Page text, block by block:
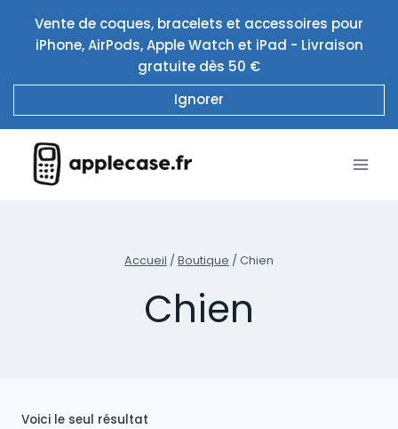
contenu
Vente de coques, bracelets et accessoires pour
iPhone, AirPods, Apple Watch et iPad - Livraison
gratuite dès 50 €
Ignorer
Accueil / Boutique / Chien
Chien
Voici le seul résultat